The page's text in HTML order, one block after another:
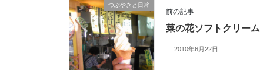
つぶやきと日常
前の記事
菜の花ソフトクリーム
2010年6月22日